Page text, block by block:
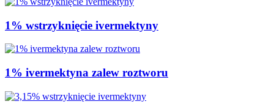
1% wstrzyknięcie ivermektyny
1% ivermektyna zalew roztworu